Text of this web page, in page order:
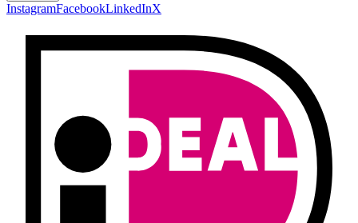
InstagramFacebookLinkedInX